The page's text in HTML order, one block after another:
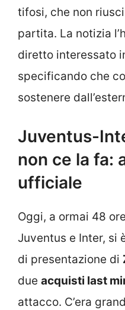
tifosi, che non
partita. La notizia
diretto interessato
specificando che
sostenere
Juventus-
non ce la fa:
ufficiale
Oggi, a ormai 48
Juventus e Inter, si
di presentazione di
due acquisti last
attacco. C’era